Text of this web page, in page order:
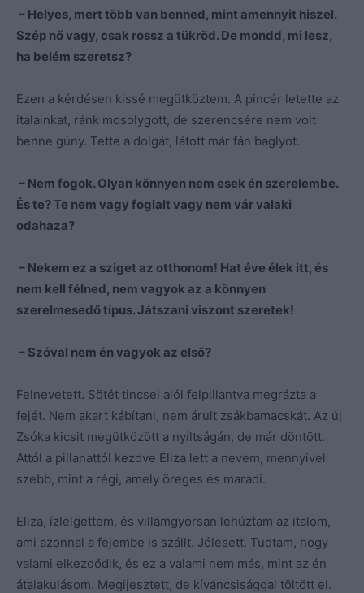
– Helyes, mert több van benned, mint amennyit hiszel.
Szép nő vagy, csak rossz a tükröd. De mondd, mi lesz,
ha belém szeretsz?
Ezen a kérdésen kissé megütköztem. A pincér letette az
italainkat, ránk mosolygott, de szerencsére nem volt
benne gúny. Tette a dolgát, látott már fán baglyot.
– Nem fogok. Olyan könnyen nem esek én szerelembe.
És te? Te nem vagy foglalt vagy nem vár valaki
odahaza?
– Nekem ez a sziget az otthonom! Hat éve élek itt, és
nem kell félned, nem vagyok az a könnyen
szerelmesedő típus. Játszani viszont szeretek!
– Szóval nem én vagyok az első?
Felnevetett. Sötét tincsei alól felpillantva megrázta a
fejét. Nem akart kábítani, nem árult zsákbamacskát. Az új
Zsóka kicsit megütközött a nyíltságán, de már döntött.
Attól a pillanattól kezdve Eliza lett a nevem, mennyivel
szebb, mint a régi, amely öreges és maradi.
Eliza, ízlelgettem, és villámgyorsan lehúztam az italom,
ami azonnal a fejembe is szállt. Jólesett. Tudtam, hogy
valami elkezdődik, és ez a valami nem más, mint az én
átalakulásom. Megijesztett, de kíváncsisággal töltött el.